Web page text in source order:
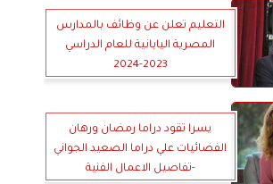
التعليم تعلن عن وظائف بالمدارس
المصرية اليابانية للعام الدراسي
2023-2024
يسرا تقود دراما رمضان ورهان
الفضائيات علي دراما الصعيد الجواني
-تفاصيل الاعمال الفنية